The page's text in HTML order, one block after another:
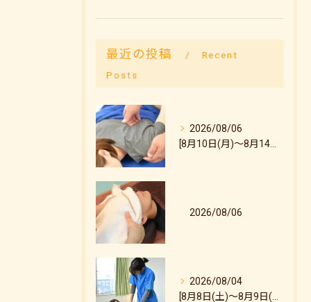
最近の投稿
Recent
Posts
2026/08/06
2026/08/06
2026/08/04